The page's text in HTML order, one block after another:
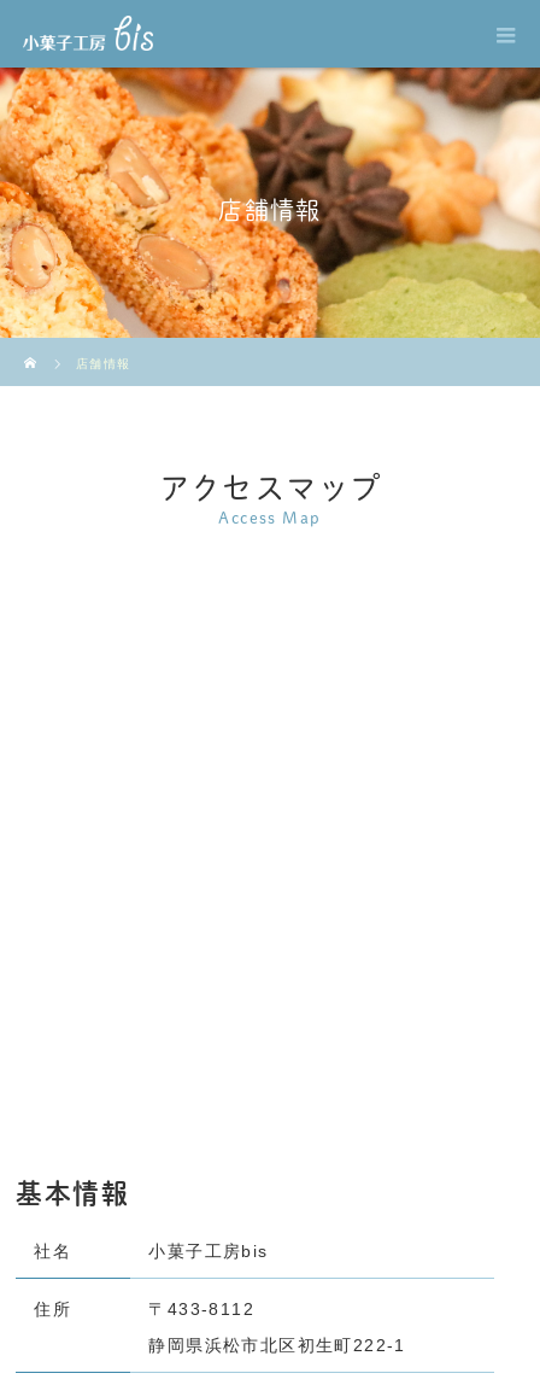
店舗情報
店舗情報
アクセスマップ
Access Map
基本情報
社名 小菓子工房bis
住所
〒433-8112
静岡県浜松市北区初生町222-1